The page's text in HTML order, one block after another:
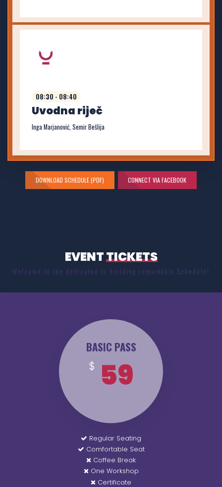
08:30 - 08:40
Uvodna riječ
Inga Marjanović, Semir Bešlija
DOWNLOAD SCHEDULE (PDF) CONNECT VIA FACEBOOK
EVENTTICKETS
Welcome to the dedicated to building remarkable Schedule!
BASIC PASS
$ 59
Regular Seating
Comfortable Seat
Coffee Break
One Workshop
Certificate